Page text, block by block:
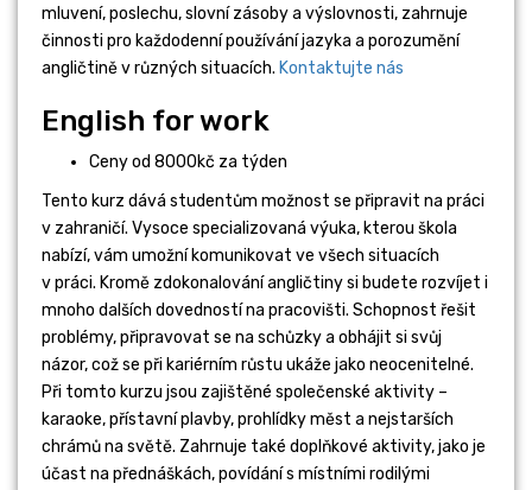
mluvení, poslechu, slovní zásoby a výslovnosti, zahrnuje
činnosti pro každodenní používání jazyka a porozumění
angličtině v různých situacích. Kontaktujte nás
English for work
Ceny od 8000kč za týden
Tento kurz dává studentům možnost se připravit na práci
v zahraničí. Vysoce specializovaná výuka, kterou škola
nabízí, vám umožní komunikovat ve všech situacích
v práci. Kromě zdokonalování angličtiny si budete rozvíjet i
mnoho dalších dovedností na pracovišti. Schopnost řešit
problémy, připravovat se na schůzky a obhájit si svůj
názor, což se při kariérním růstu ukáže jako neocenitelné.
Při tomto kurzu jsou zajištěné společenské aktivity –
karaoke, přístavní plavby, prohlídky měst a nejstarších
chrámů na světě. Zahrnuje také doplňkové aktivity, jako je
účast na přednáškách, povídání s místními rodilými